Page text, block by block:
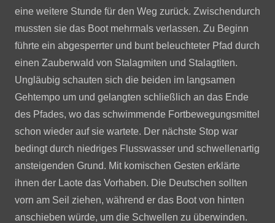
eine weitere Stunde für den Weg zurück. Zwischendurch
mussten sie das Boot mehrmals verlassen. Zu Beginn
führte ein abgesperrter und bunt beleuchteter Pfad durch
einen Zauberwald von Stalagmiten und Stalagtiten.
Ungläubig schauten sich die beiden im langsamen
Gehtempo um und gelangten schließlich an das Ende
des Pfades, wo das schwimmende Fortbewegungsmittel
schon wieder auf sie wartete. Der nächste Stop war
bedingt durch niedriges Flusswasser und schwellenartig
ansteigenden Grund. Mit komischen Gesten erklärte
ihnen der Laote das Vorhaben. Die Deutschen sollten
vorn am Seil ziehen, während er das Boot von hinten
anschieben würde, um die Schwellen zu überwinden.